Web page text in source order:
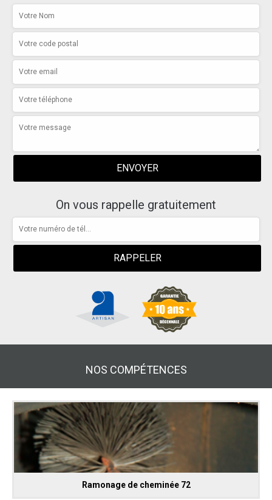
On vous rappelle gratuitement
NOS COMPÉTENCES
Ramonage de cheminée 72